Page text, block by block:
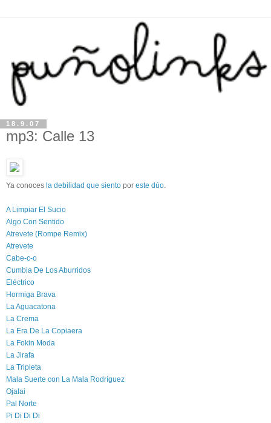
18.9.07
mp3: Calle 13
Ya conoces la debilidad que siento por este dúo.
A Limpiar El Sucio
Algo Con Sentido
Atrevete (Rompe Remix)
Atrevete
Cabe-c-o
Cumbia De Los Aburridos
Eléctrico
Hormiga Brava
La Aguacatona
La Crema
La Era De La Copiaera
La Fokin Moda
La Jirafa
La Tripleta
Mala Suerte con La Mala Rodríguez
Ojalai
Pal Norte
Pi Di Di Di